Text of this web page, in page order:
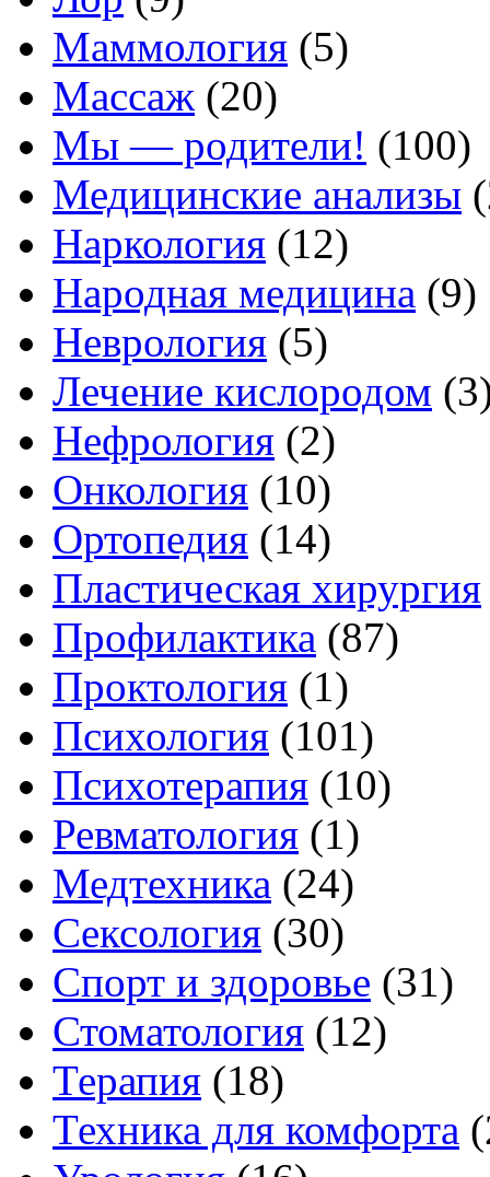
Маммология (5)
Массаж (20)
Мы — родители! (100)
Медицинские анализы
Наркология (12)
Народная медицина (9)
Неврология (5)
Лечение кислородом
Нефрология (2)
Онкология (10)
Ортопедия (14)
Пластическая хирургия
Профилактика (87)
Проктология (1)
Психология (101)
Психотерапия (10)
Ревматология (1)
Медтехника (24)
Сексология (30)
Спорт и здоровье (31)
Стоматология (12)
Терапия (18)
Техника для комфорта